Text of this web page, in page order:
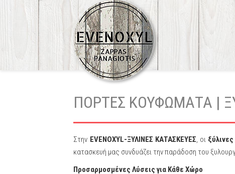
ΠΟΡΤΕΣ ΚΟΥΦΩΜΑΤΑ |
Στην EVENOXYL-ΞΥΛΙΝΕΣ ΚΑΤΑΣΚΕΥΕΣ, οι
κατασκευή μας συνδυάζει την παράδοση του
Προσαρμοσμένες Λύσεις για Κάθε Χώρο